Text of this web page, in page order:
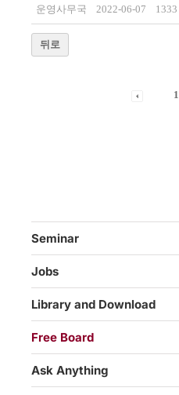
운영사무국
2022-06-07 1333
뒤로
1
Seminar
Jobs
Library and Download
Free Board
Ask Anything